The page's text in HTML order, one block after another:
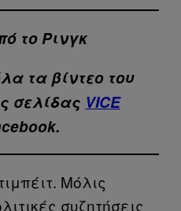
το Ρινγκ
τα βίντεo του
σελίδας VICE
Μόλις
συζητήσεις